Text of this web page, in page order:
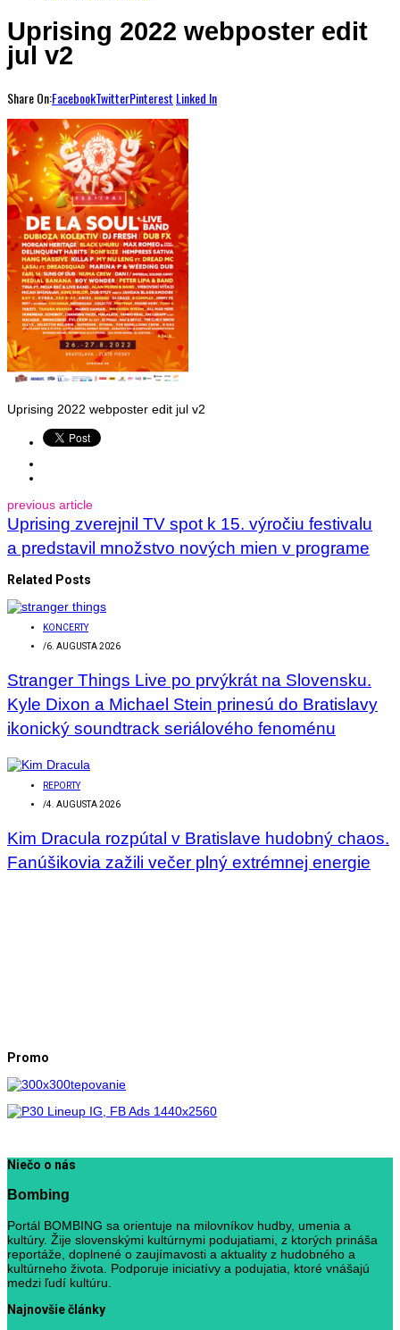
Uprising 2022 webposter edit
jul v2
Share On:FacebookTwitterPinterest Linked In
Uprising 2022 webposter edit jul v2
previous article
Uprising zverejnil TV spot k 15. výročiu festivalu
a predstavil množstvo nových mien v programe
Related Posts
KONCERTY
/6. AUGUSTA 2026
Stranger Things Live po prvýkrát na Slovensku.
Kyle Dixon a Michael Stein prinesú do Bratislavy
ikonický soundtrack seriálového fenoménu
REPORTY
/4. AUGUSTA 2026
Kim Dracula rozpútal v Bratislave hudobný chaos.
Fanúšikovia zažili večer plný extrémnej energie
Promo
Niečo o nás
Bombing
Portál BOMBING sa orientuje na milovníkov hudby, umenia a
kultúry. Žije slovenskými kultúrnymi podujatiami, z ktorých prináša
reportáže, doplnené o zaujímavosti a aktuality z hudobného a
kultúrneho života. Podporuje iniciatívy a podujatia, ktoré vnášajú
medzi ľudí kultúru.
Najnovšie články